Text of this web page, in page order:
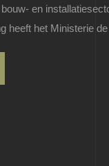
en
heeft het Ministerie de